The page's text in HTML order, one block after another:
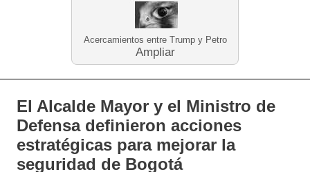
Acercamientos entre Trump y Petro
Ampliar
El Alcalde Mayor y el Ministro de
Defensa definieron acciones
estratégicas para mejorar la
seguridad de Bogotá